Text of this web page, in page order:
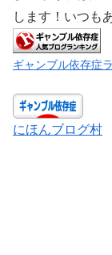
します！いつも
ギャンブル依存症
にほんブログ村